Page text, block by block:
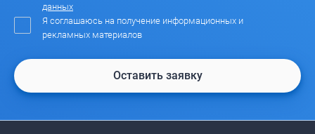
данных
Я соглашаюсь на получение информационных и
рекламных материалов
Оставить заявку